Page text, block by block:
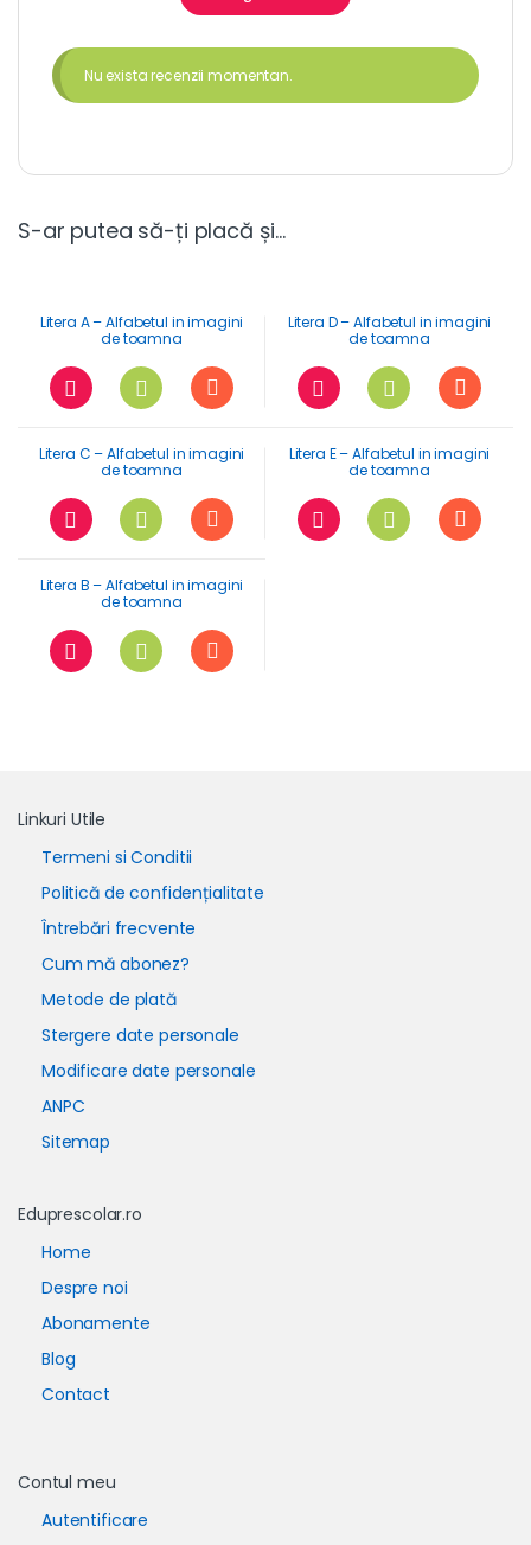
Nu exista recenzii momentan.
S-ar putea să-ți placă și…
Litera A – Alfabetul in imagini
de toamna
Litera D – Alfabetul in imagini
de toamna
Litera C – Alfabetul in imagini
de toamna
Litera E – Alfabetul in imagini
de toamna
Litera B – Alfabetul in imagini
de toamna
Linkuri Utile
Termeni si Conditii
Politică de confidențialitate
Întrebări frecvente
Cum mă abonez?
Metode de plată
Stergere date personale
Modificare date personale
ANPC
Sitemap
Eduprescolar.ro
Home
Despre noi
Abonamente
Blog
Contact
Contul meu
Autentificare